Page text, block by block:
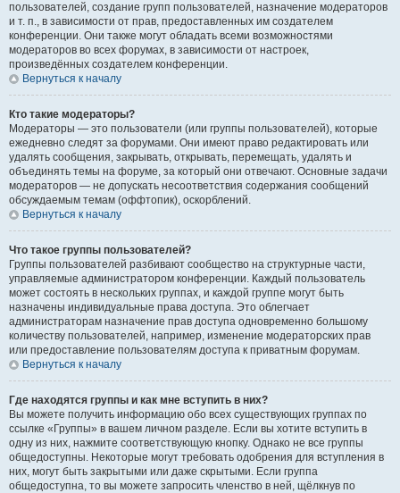
пользователей, создание групп пользователей, назначение модераторов
и т. п., в зависимости от прав, предоставленных им создателем
конференции. Они также могут обладать всеми возможностями
модераторов во всех форумах, в зависимости от настроек,
произведённых создателем конференции.
Вернуться к началу
Кто такие модераторы?
Модераторы — это пользователи (или группы пользователей), которые
ежедневно следят за форумами. Они имеют право редактировать или
удалять сообщения, закрывать, открывать, перемещать, удалять и
объединять темы на форуме, за который они отвечают. Основные задачи
модераторов — не допускать несоответствия содержания сообщений
обсуждаемым темам (оффтопик), оскорблений.
Вернуться к началу
Что такое группы пользователей?
Группы пользователей разбивают сообщество на структурные части,
управляемые администратором конференции. Каждый пользователь
может состоять в нескольких группах, и каждой группе могут быть
назначены индивидуальные права доступа. Это облегчает
администраторам назначение прав доступа одновременно большому
количеству пользователей, например, изменение модераторских прав
или предоставление пользователям доступа к приватным форумам.
Вернуться к началу
Где находятся группы и как мне вступить в них?
Вы можете получить информацию обо всех существующих группах по
ссылке «Группы» в вашем личном разделе. Если вы хотите вступить в
одну из них, нажмите соответствующую кнопку. Однако не все группы
общедоступны. Некоторые могут требовать одобрения для вступления в
них, могут быть закрытыми или даже скрытыми. Если группа
общедоступна, то вы можете запросить членство в ней, щёлкнув по